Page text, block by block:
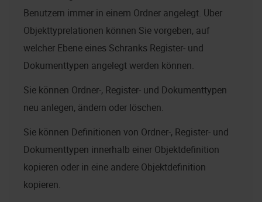
Benutzern immer in einem Ordner angelegt. Über
Objekttyprelationen können Sie vorgeben, auf
welcher Ebene eines Schranks Register- und
Dokumenttypen angelegt werden können.
Sie können Ordner-, Register- und Dokumenttypen
neu anlegen, ändern oder löschen.
Sie können Definitionen von Ordner-, Register- und
Dokumenttypen innerhalb einer Objektdefinition
kopieren oder in eine andere Objektdefinition
kopieren.